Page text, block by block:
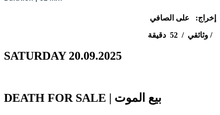
إخراج: على الصافي
وثائقي / 52 دقيقة /
SATURDAY 20.09.2025
DEATH FOR SALE | بيع الموت